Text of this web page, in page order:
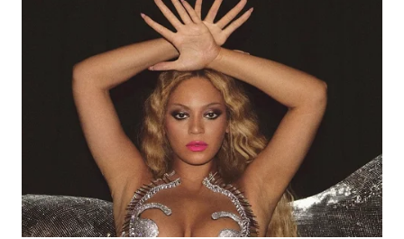
KARAWANG
BOGOR